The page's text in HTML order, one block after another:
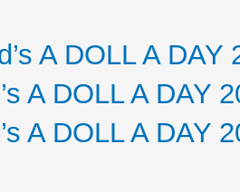
A DOLL A DAY
A DOLL A DAY
A DOLL A DAY